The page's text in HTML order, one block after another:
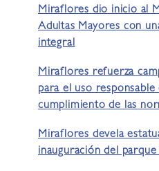
Miraflores dio inicio al
Adultas Mayores con
integral
Miraflores refuerza
para el uso responsable
cumplimiento de las
Miraflores devela
inauguración del parque